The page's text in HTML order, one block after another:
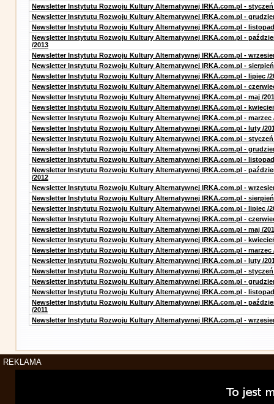
Newsletter Instytutu Rozwoju Kultury Alternatywnej IRKA.com.pl - styczeń
Newsletter Instytutu Rozwoju Kultury Alternatywnej IRKA.com.pl -
Newsletter Instytutu Rozwoju Kultury Alternatywnej IRKA.com.pl - listopad
Newsletter Instytutu Rozwoju Kultury Alternatywnej IRKA.com.pl -
/2013
Newsletter Instytutu Rozwoju Kultury Alternatywnej IRKA.com.pl -
Newsletter Instytutu Rozwoju Kultury Alternatywnej IRKA.com.pl - sierpień
Newsletter Instytutu Rozwoju Kultury Alternatywnej IRKA.com.pl - lipiec /
Newsletter Instytutu Rozwoju Kultury Alternatywnej IRKA.com.pl -
Newsletter Instytutu Rozwoju Kultury Alternatywnej IRKA.com.pl - maj /
Newsletter Instytutu Rozwoju Kultury Alternatywnej IRKA.com.pl -
Newsletter Instytutu Rozwoju Kultury Alternatywnej IRKA.com.pl - marzec
Newsletter Instytutu Rozwoju Kultury Alternatywnej IRKA.com.pl - luty /
Newsletter Instytutu Rozwoju Kultury Alternatywnej IRKA.com.pl - styczeń
Newsletter Instytutu Rozwoju Kultury Alternatywnej IRKA.com.pl -
Newsletter Instytutu Rozwoju Kultury Alternatywnej IRKA.com.pl - listopad
Newsletter Instytutu Rozwoju Kultury Alternatywnej IRKA.com.pl -
/2012
Newsletter Instytutu Rozwoju Kultury Alternatywnej IRKA.com.pl -
Newsletter Instytutu Rozwoju Kultury Alternatywnej IRKA.com.pl - sierpień
Newsletter Instytutu Rozwoju Kultury Alternatywnej IRKA.com.pl - lipiec /
Newsletter Instytutu Rozwoju Kultury Alternatywnej IRKA.com.pl -
Newsletter Instytutu Rozwoju Kultury Alternatywnej IRKA.com.pl - maj /
Newsletter Instytutu Rozwoju Kultury Alternatywnej IRKA.com.pl -
Newsletter Instytutu Rozwoju Kultury Alternatywnej IRKA.com.pl - marzec
Newsletter Instytutu Rozwoju Kultury Alternatywnej IRKA.com.pl - luty /
Newsletter Instytutu Rozwoju Kultury Alternatywnej IRKA.com.pl - styczeń
Newsletter Instytutu Rozwoju Kultury Alternatywnej IRKA.com.pl -
Newsletter Instytutu Rozwoju Kultury Alternatywnej IRKA.com.pl - listopad
Newsletter Instytutu Rozwoju Kultury Alternatywnej IRKA.com.pl -
/2011
Newsletter Instytutu Rozwoju Kultury Alternatywnej IRKA.com.pl -
REKLAMA